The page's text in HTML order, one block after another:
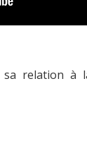
relation à